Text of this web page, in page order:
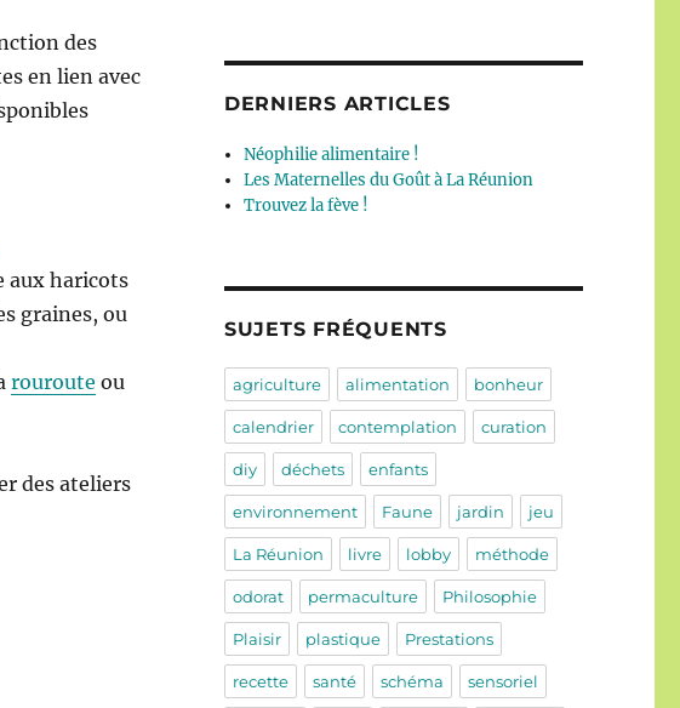
des
en lien avec
aux haricots
graines, ou
rouroute ou
des ateliers
DERNIERS ARTICLES
Néophilie alimentaire !
Les Maternelles du Goût à La Réunion
Trouvez la fève !
SUJETS FRÉQUENTS
agriculture alimentation bonheur
calendrier contemplation curation
diy déchets enfants
environnement Faune jardin jeu
La Réunion livre lobby méthode
odorat permaculture Philosophie
Plaisir plastique Prestations
recette santé schéma sensoriel